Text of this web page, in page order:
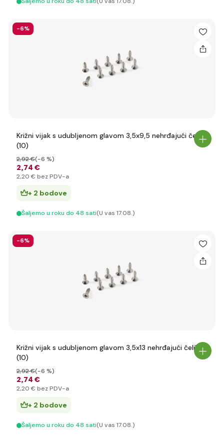
-6%
Križni vijak s udubljenom glavom 3,5x9,5 nehrđajući čelik
(10)
2,74 €
2,92 €(-6 %)
2,20 € bez PDV-a
+ 2 bodove
Šaljemo u roku do 48 sati(U vas 17.08.)
-6%
Križni vijak s udubljenom glavom 3,5x13 nehrđajući čelik
(10)
2,74 €
2,92 €(-6 %)
2,20 € bez PDV-a
+ 2 bodove
Šaljemo u roku do 48 sati(U vas 17.08.)